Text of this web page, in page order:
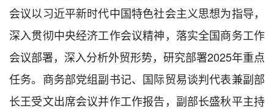
会议以习近平新时代中国特色社会主义思想为指导，
深入贯彻中央经济工作会议精神，落实全国商务工作
会议部署，深入分析外贸形势，研究部署2025年重点
任务。商务部党组副书记、国际贸易谈判代表兼副部
长王受文出席会议并作工作报告，副部长盛秋平主持